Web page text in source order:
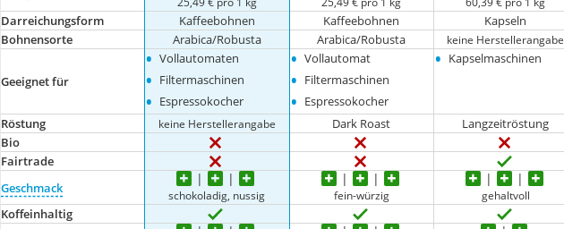
Darreichungsform Kaffeebohnen Kaffeebohnen Kapseln
Bohnensorte
Arabica/Robusta Arabica/Robusta keine Herstellerangabe
Geeignet für
• Vollautomaten
• Filtermaschinen
• Espressokocher
• Vollautomat
• Filtermaschinen
• Espressokocher
• Kapselmaschinen
Röstung
keine Herstellerangabe Dark Roast Langzeitröstung
Bio
Fairtrade
Geschmack
schokoladig, nussig fein-würzig gehaltvoll
Koffeinhaltig